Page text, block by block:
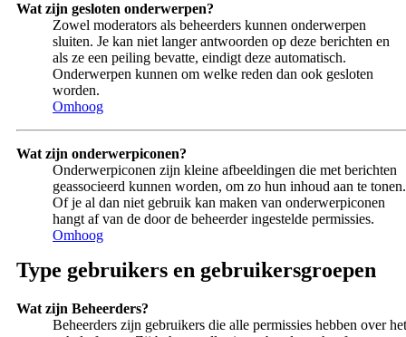
Wat zijn gesloten onderwerpen?
Zowel moderators als beheerders kunnen onderwerpen
sluiten. Je kan niet langer antwoorden op deze berichten en
als ze een peiling bevatte, eindigt deze automatisch.
Onderwerpen kunnen om welke reden dan ook gesloten
worden.
Omhoog
Wat zijn onderwerpiconen?
Onderwerpiconen zijn kleine afbeeldingen die met berichten
geassocieerd kunnen worden, om zo hun inhoud aan te tonen.
Of je al dan niet gebruik kan maken van onderwerpiconen
hangt af van de door de beheerder ingestelde permissies.
Omhoog
Type gebruikers en gebruikersgroepen
Wat zijn Beheerders?
Beheerders zijn gebruikers die alle permissies hebben over het